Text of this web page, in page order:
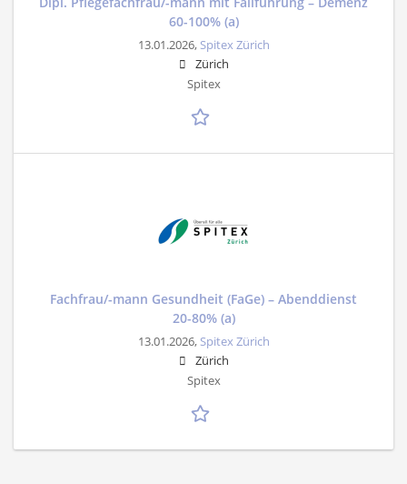
60-100% (a)
13.01.2026, Spitex Zürich
Zürich
Spitex
Fachfrau/-mann Gesundheit (FaGe) – Abenddienst
20-80% (a)
13.01.2026, Spitex Zürich
Zürich
Spitex